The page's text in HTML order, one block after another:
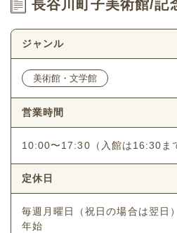
長谷川町子美術館/記
ジャンル
美術館・文学館
営業時間
10:00〜17:30（入館は16:30ま
定休日
毎週月曜日（祝日の場合は翌日
年始